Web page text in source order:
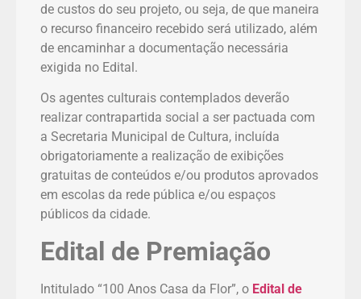
de custos do seu projeto, ou seja, de que maneira
o recurso financeiro recebido será utilizado, além
de encaminhar a documentação necessária
exigida no Edital.
Os agentes culturais contemplados deverão
realizar contrapartida social a ser pactuada com
a Secretaria Municipal de Cultura, incluída
obrigatoriamente a realização de exibições
gratuitas de conteúdos e/ou produtos aprovados
em escolas da rede pública e/ou espaços
públicos da cidade.
Edital de Premiação
Intitulado “100 Anos Casa da Flor”, o Edital de